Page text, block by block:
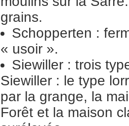
grains.
Schopperten :
« usoir ».
Siewiller : trois
Siewiller : le type
par la grange, la
Forêt et la maison